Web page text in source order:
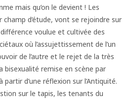
mais qu’on le devient ! Les
d’étude, vont se rejoindre sur
voulue et cultivée des
où l’assujettissement de l’un
de l’autre et le rejet de la très
bisexualité remise en scène par
d’une réflexion sur l’Antiquité.
sur le tapis, les tenants du